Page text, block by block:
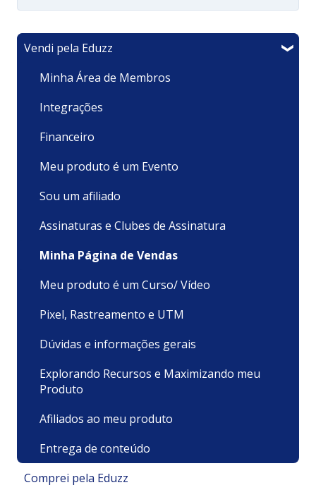
Vendi pela Eduzz
Minha Área de Membros
Integrações
Financeiro
Meu produto é um Evento
Sou um afiliado
Assinaturas e Clubes de Assinatura
Minha Página de Vendas
Meu produto é um Curso/ Vídeo
Pixel, Rastreamento e UTM
Dúvidas e informações gerais
Explorando Recursos e Maximizando meu
Produto
Afiliados ao meu produto
Entrega de conteúdo
Comprei pela Eduzz